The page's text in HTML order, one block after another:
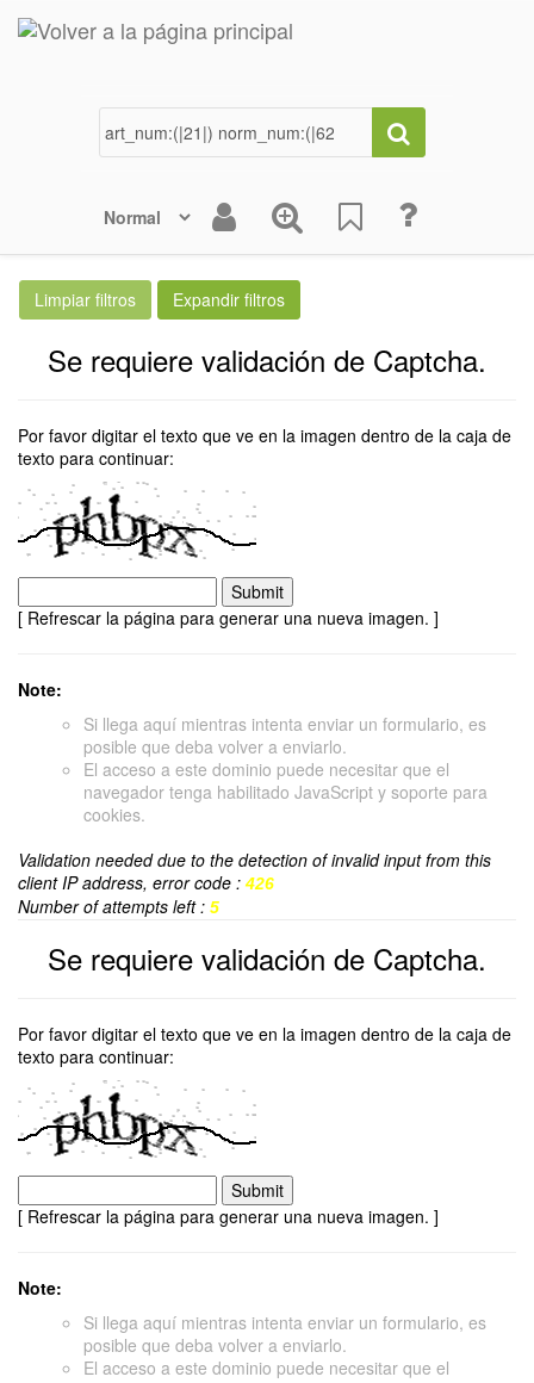
Se requiere validación de Captcha.
Por favor digitar el texto que ve en la imagen dentro de la caja de
texto para continuar:
[ Refrescar la página para generar una nueva imagen. ]
Note:
Si llega aquí mientras intenta enviar un formulario, es
posible que deba volver a enviarlo.
El acceso a este dominio puede necesitar que el
navegador tenga habilitado JavaScript y soporte para
cookies.
Validation needed due to the detection of invalid input from this
client IP address, error code : 426
Number of attempts left : 5
Se requiere validación de Captcha.
Por favor digitar el texto que ve en la imagen dentro de la caja de
texto para continuar:
[ Refrescar la página para generar una nueva imagen. ]
Note:
Si llega aquí mientras intenta enviar un formulario, es
posible que deba volver a enviarlo.
El acceso a este dominio puede necesitar que el